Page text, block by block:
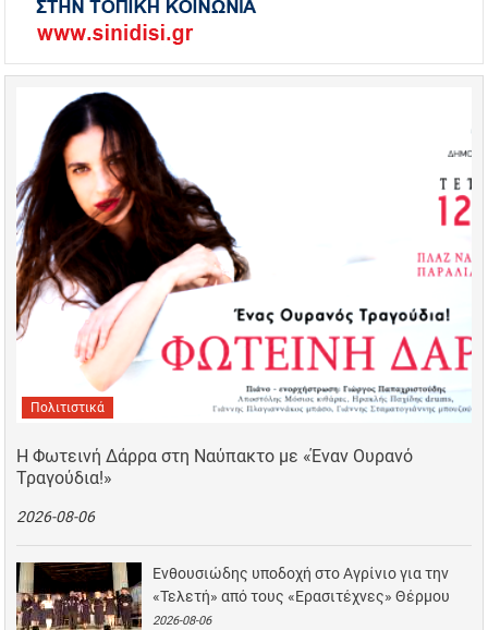
Πολιτιστικά
Η Φωτεινή Δάρρα στη Ναύπακτο με «Έναν Ουρανό
Τραγούδια!»
2026-08-06
Ενθουσιώδης υποδοχή στο Αγρίνιο για την
«Τελετή» από τους «Ερασιτέχνες» Θέρμου
2026-08-06